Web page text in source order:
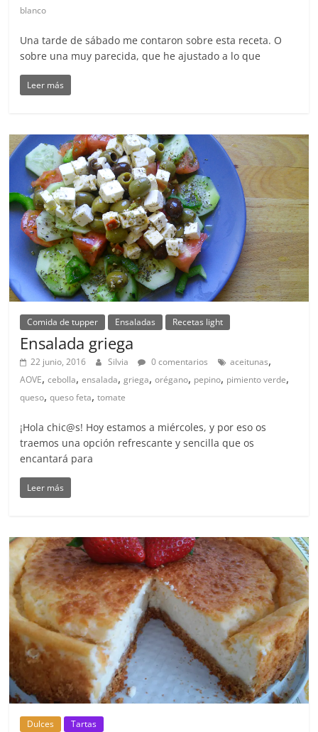
blanco
Una tarde de sábado me contaron sobre esta receta. O
sobre una muy parecida, que he ajustado a lo que
Leer más
Comida de tupper Ensaladas Recetas light
Ensalada griega
22 junio, 2016 Silvia 0 comentarios aceitunas,
AOVE,cebolla,ensalada,griega,orégano, pepino, pimiento verde,
queso,queso feta,tomate
¡Hola chic@s! Hoy estamos a miércoles, y por eso os
traemos una opción refrescante y sencilla que os
encantará para
Leer más
Dulces Tartas